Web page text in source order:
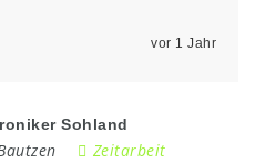
vor 1 Jahr
Sohland
Zeitarbeit